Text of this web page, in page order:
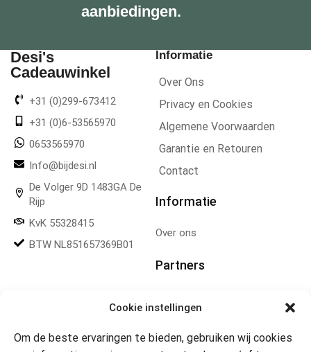
Cookie instellingen
Om de beste ervaringen te bieden, gebruiken wij cookies
aanbiedingen.
Desi's
Cadeauwinkel
+31 (0)299-673412
+31 (0)6-53565970
0653565970
Info@bijdesi.nl
De Volger 9D 1483GA De
Rijp
KvK 55328415
BTW NL851657369B01
Informatie
Over Ons
Privacy en Cookies
Algemene Voorwaarden
Garantie en Retouren
Contact
Informatie
Over ons
Partners
Openingstijden